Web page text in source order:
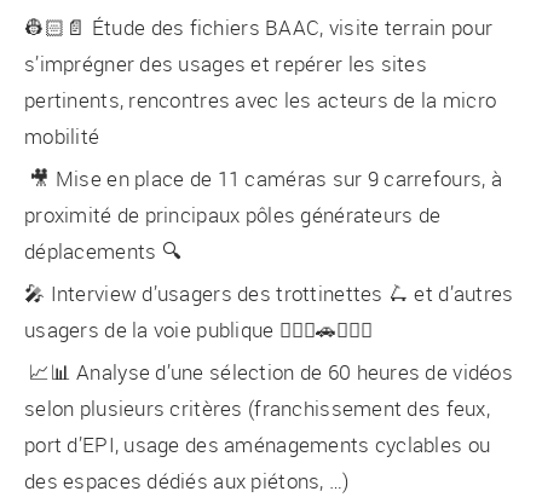
👷🏻📄 Étude des fichiers BAAC, visite terrain pour
s’imprégner des usages et repérer les sites
pertinents, rencontres avec les acteurs de la micro
mobilité
🎥 Mise en place de 11 caméras sur 9 carrefours, à
proximité de principaux pôles générateurs de
déplacements 🔍
🎤 Interview d’usagers des trottinettes 🛴 et d’autres
usagers de la voie publique 🚶🏽‍♀️🚗🚴🏻‍♂️
📈📊 Analyse d’une sélection de 60 heures de vidéos
selon plusieurs critères (franchissement des feux,
port d’EPI, usage des aménagements cyclables ou
des espaces dédiés aux piétons, …)